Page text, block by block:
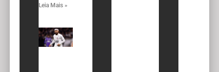
Leia Mais »